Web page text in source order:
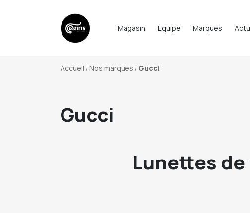
Magasin Équipe Marques
Accueil Nos marques Gucci
Gucci
Lunettes